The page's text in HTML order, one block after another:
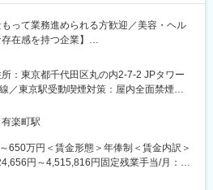
市実績があり、企画段階から一貫して開発
。意思決定が早く、自身のアイデアを形
題から逆算した商品開発に挑戦できる点
もって業務進められる方歓迎／美容・ヘル
在感を持つ企業】
ド「DISM」の商品開発担当として、ブラ
る新商品の企画・開発をお任せします。
ンなどを展開する「ドクターズナチュラ
ク」の商品開発に携わる可能性もありま
ドはメンズ化粧品の商品企画です。
精鋭のため、各担当者はそれぞれ責任者
：東京都千代田区丸の内2-7-2 JPタワー
／東京駅受動喫煙対策：屋内全面禁煙変
事業所
楽町駅
650万円＜賃金形態＞年俸制＜賃金内訳＞
円～4,515,816円固定残業手当/月：